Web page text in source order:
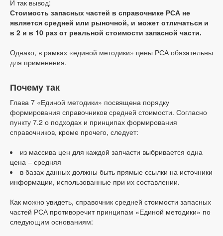
И так вывод:
Стоимость запасных частей в справочнике РСА не
является средней или рыночной, и может отличаться и
в 2 и в 10 раз от реальной стоимости запасной части.
Однако, в рамках «единой методики» цены РСА обязательны
для применения.
Почему так
Глава 7 «Единой методики» посвящена порядку
формирования справочников средней стоимости. Согласно
пункту 7.2 о подходах и принципах формирования
справочников, кроме прочего, следует:
из массива цен для каждой запчасти выбривается одна
цена – средняя
в базах данных должны быть прямые ссылки на источники
информации, использованные при их составлении.
Как можно увидеть, справочник средней стоимости запасных
частей РСА противоречит принципам «Единой методики» по
следующим основаниям: